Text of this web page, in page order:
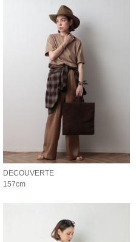
DECOUVERTE
157cm